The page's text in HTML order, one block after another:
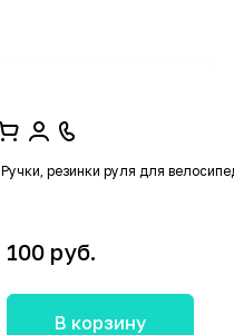
Ручки, резинки руля для
100 руб.
В корзину